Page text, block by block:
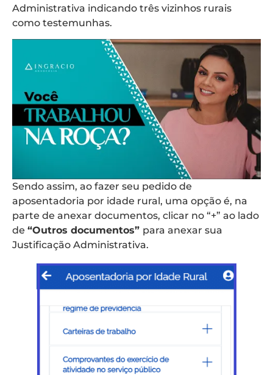
Administrativa indicando três vizinhos rurais
como testemunhas.
Sendo assim, ao fazer seu pedido de
aposentadoria por idade rural, uma opção é, na
parte de anexar documentos, clicar no “+” ao lado
de “Outros documentos” para anexar sua
Justificação Administrativa.